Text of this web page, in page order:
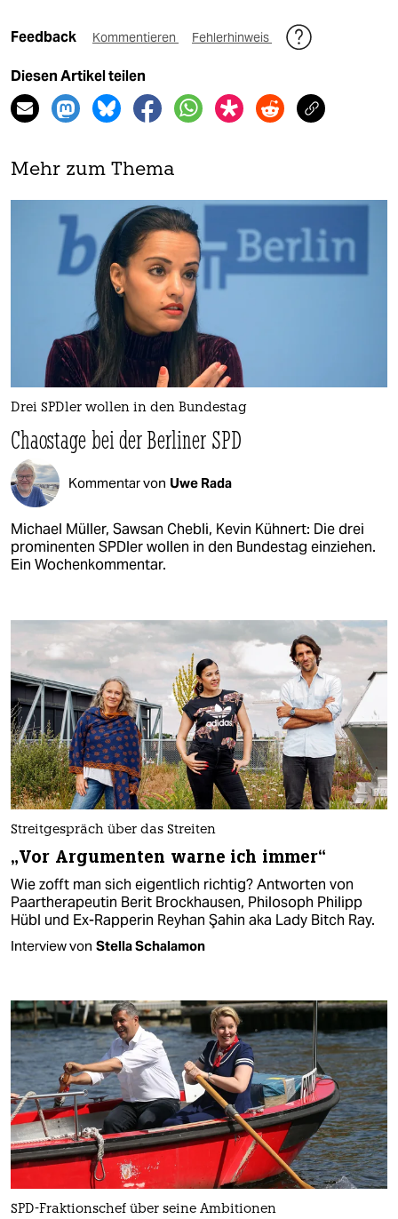
Feedback Kommentieren Fehlerhinweis
Diesen Artikel teilen
Mehr zum Thema
Drei SPDler wollen in den Bundestag
Chaostage bei der Berliner SPD
Kommentar von Uwe Rada
Michael Müller, Sawsan Chebli, Kevin Kühnert: Die drei
prominenten SPDler wollen in den Bundestag einziehen.
Ein Wochenkommentar.
Streitgespräch über das Streiten
„Vor Argumenten warne ich immer“
Wie zofft man sich eigentlich richtig? Antworten von
Paartherapeutin Berit Brockhausen, Philosoph Philipp
Hübl und Ex-Rapperin Reyhan Şahin aka Lady Bitch Ray.
Interview von Stella Schalamon
SPD-Fraktionschef über seine Ambitionen